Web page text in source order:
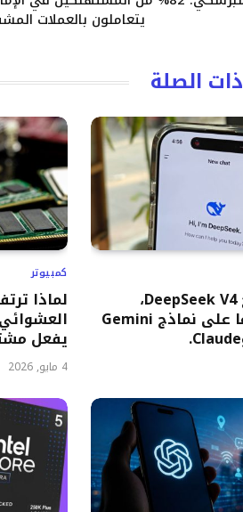
يتعاملون بالعملات
ذات الصلة
أُطلق نموذج DeepSeek V4،
ويُظهر تفوقًا على نماذج Gemini
كمبيوتر
لماذا
يفعل
4 مايو, 2026